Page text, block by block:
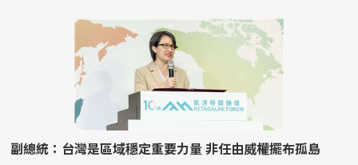
副總統：台灣是區域穩定重要力量 非任由威權擺布孤島